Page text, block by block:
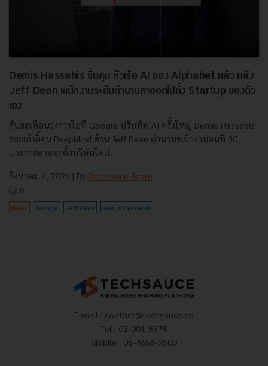
Demis Hassabis ขึ้นคุม หัวเรือ AI ของ Alphabet แล้ว หลัง
Jeff Dean พนักงานระดับตำนานลาออกไปตั้ง Startup ของตัว
เอง
สั่นสะเทือนวงการไอที Google ปรับทัพ AI ครั้งใหญ่ Demis Hassabis
สละเก้าอี้คุม DeepMind ด้าน Jeff Dean ตำนานพนักงานคนที่ 30
ประกาศลาออกตั้งบริษัทใหม่...
สิงหาคม 6, 2026 | By Techsauce Team
0
News google Jeff Dean Demis Hassabis
E-mail : contact@techsauce.co
Tel : 02-001-5375
Mobile : 06-4658-9500